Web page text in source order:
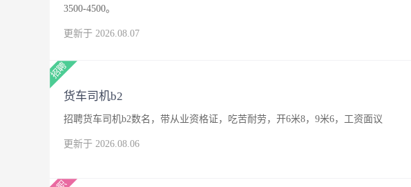
3500-4500。
更新于 2026.08.07
货车司机b2
招聘货车司机b2数名，带从业资格证，吃苦耐劳，开6米8，9米6，工资面议
更新于 2026.08.06